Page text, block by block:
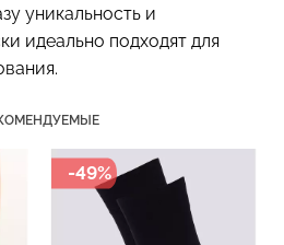
уникальность и
идеально подходят для
-49%
Бесшовный топ с легкой
коррекцией BRA
SHAPEWEAR nude
(бежевый) Giulia